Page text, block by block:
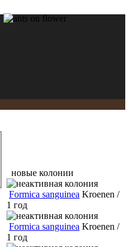
новые колонии
Formica sanguinea Kroenen /
1 год
Formica sanguinea Kroenen /
1 год